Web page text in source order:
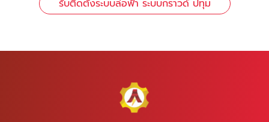
รับติดตั้งระบบล่อฟ้า ระบบกราวด์ ปทุม